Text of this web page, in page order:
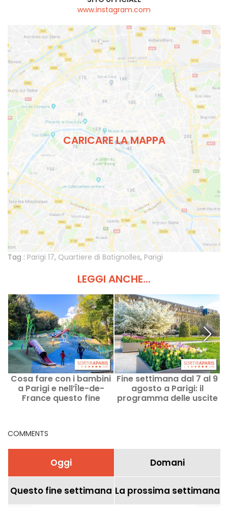
www.instagram.com
CARICARE LA MAPPA
Tag : Parigi 17, Quartiere di Batignolles, Parigi
LEGGI ANCHE...
Cosa fare con i bambini
a Parigi e nell’Île-de-
France questo fine
Fine settimana dal 7 al 9
agosto a Parigi: il
programma delle uscite
COMMENTS
Oggi Domani
Questo fine settimana La prossima settimana